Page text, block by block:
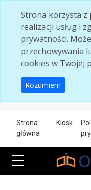
Strona korzysta z
realizacji usług i
prywatności.
przechowywania
cookies w Twojej
Rozumiem
Strona
główna
Kiosk